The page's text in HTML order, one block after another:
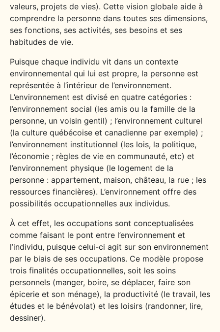
valeurs, projets de vies). Cette vision globale aide à
comprendre la personne dans toutes ses dimensions,
ses fonctions, ses activités, ses besoins et ses
habitudes de vie.
Puisque chaque individu vit dans un contexte
environnemental qui lui est propre, la personne est
représentée à l’intérieur de l’environnement.
L’environnement est divisé en quatre catégories :
l’environnement social (les amis ou la famille de la
personne, un voisin gentil) ; l’environnement culturel
(la culture québécoise et canadienne par exemple) ;
l’environnement institutionnel (les lois, la politique,
l’économie ; règles de vie en communauté, etc) et
l’environnement physique (le logement de la
personne : appartement, maison, château, la rue ; les
ressources financières). L’environnement offre des
possibilités occupationnelles aux individus.
À cet effet, les occupations sont conceptualisées
comme faisant le pont entre l’environnement et
l’individu, puisque celui-ci agit sur son environnement
par le biais de ses occupations. Ce modèle propose
trois finalités occupationnelles, soit les soins
personnels (manger, boire, se déplacer, faire son
épicerie et son ménage), la productivité (le travail, les
études et le bénévolat) et les loisirs (randonner, lire,
dessiner).